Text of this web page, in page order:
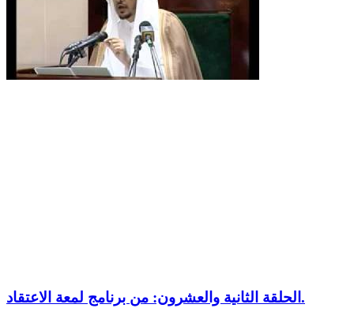
الحلقة الثانية والعشرون: من برنامج لمعة الاعتقاد.